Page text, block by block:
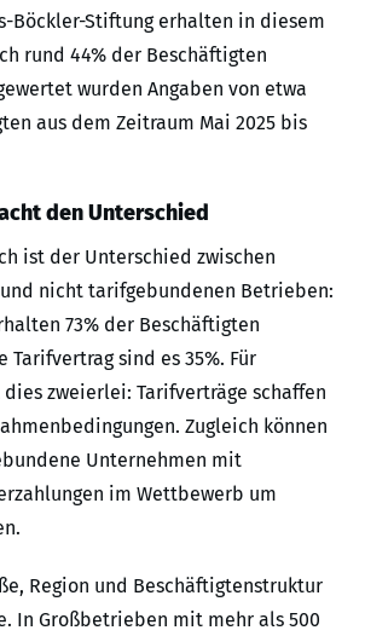
Böckler-Stiftung erhalten in diesem
rund 44% der Beschäftigten
wurden Angaben von etwa
aus dem Zeitraum Mai 2025 bis
den Unterschied
ist der Unterschied zwischen
nicht tarifgebundenen Betrieben:
73% der Beschäftigten
Tarifvertrag sind es 35%. Für
zweierlei: Tarifverträge schaffen
Zugleich können
Unternehmen mit
im Wettbewerb um
Region und Beschäftigtenstruktur
In Großbetrieben mit mehr als 500